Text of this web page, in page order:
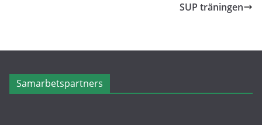
SUP träningen
Samarbetspartners